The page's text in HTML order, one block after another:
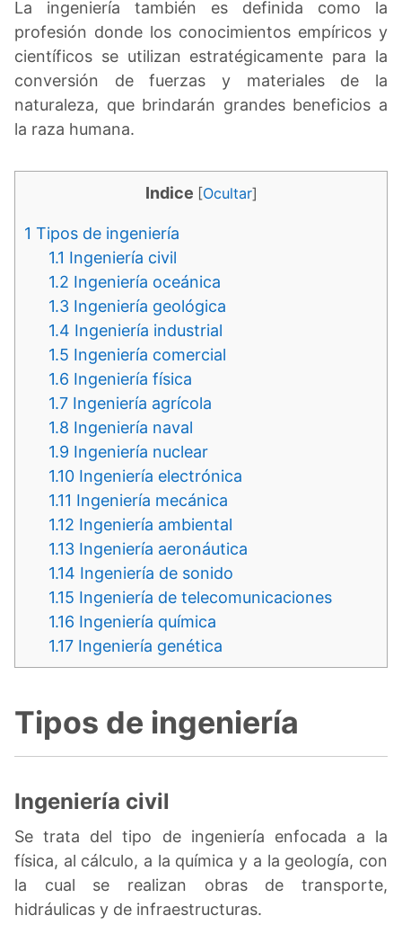
La ingeniería también es definida como la
profesión donde los conocimientos empíricos y
científicos se utilizan estratégicamente para la
conversión de fuerzas y materiales de la
naturaleza, que brindarán grandes beneficios a
la raza humana.
Indice [Ocultar]
1 Tipos de ingeniería
1.1 Ingeniería civil
1.2 Ingeniería oceánica
1.3 Ingeniería geológica
1.4 Ingeniería industrial
1.5 Ingeniería comercial
1.6 Ingeniería física
1.7 Ingeniería agrícola
1.8 Ingeniería naval
1.9 Ingeniería nuclear
1.10 Ingeniería electrónica
1.11 Ingeniería mecánica
1.12 Ingeniería ambiental
1.13 Ingeniería aeronáutica
1.14 Ingeniería de sonido
1.15 Ingeniería de telecomunicaciones
1.16 Ingeniería química
1.17 Ingeniería genética
Tipos de ingeniería
Ingeniería civil
Se trata del tipo de ingeniería enfocada a la
física, al cálculo, a la química y a la geología, con
la cual se realizan obras de transporte,
hidráulicas y de infraestructuras.